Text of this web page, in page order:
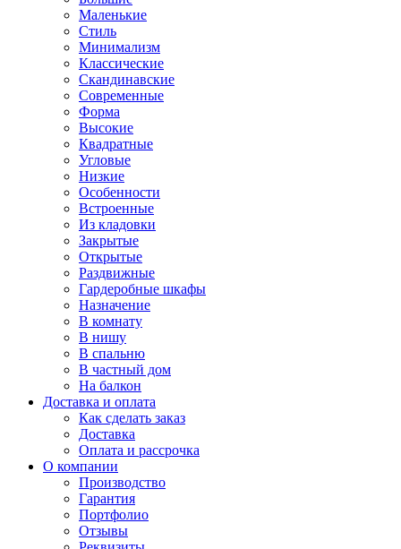
Маленькие
Стиль
Минимализм
Классические
Скандинавские
Современные
Форма
Высокие
Квадратные
Угловые
Низкие
Особенности
Встроенные
Из кладовки
Закрытые
Открытые
Раздвижные
Гардеробные шкафы
Назначение
В комнату
В нишу
В спальню
В частный дом
На балкон
Доставка и оплата
Как сделать заказ
Доставка
Оплата и рассрочка
О компании
Производство
Гарантия
Портфолио
Отзывы